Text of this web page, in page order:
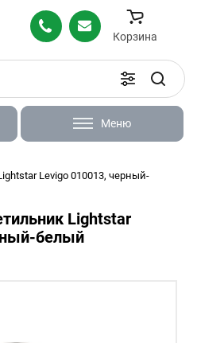
Корзина
Меню
Levigo 010013, черный-
Lightstar
белый